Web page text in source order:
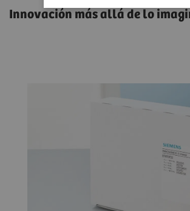
Innovación más allá de lo